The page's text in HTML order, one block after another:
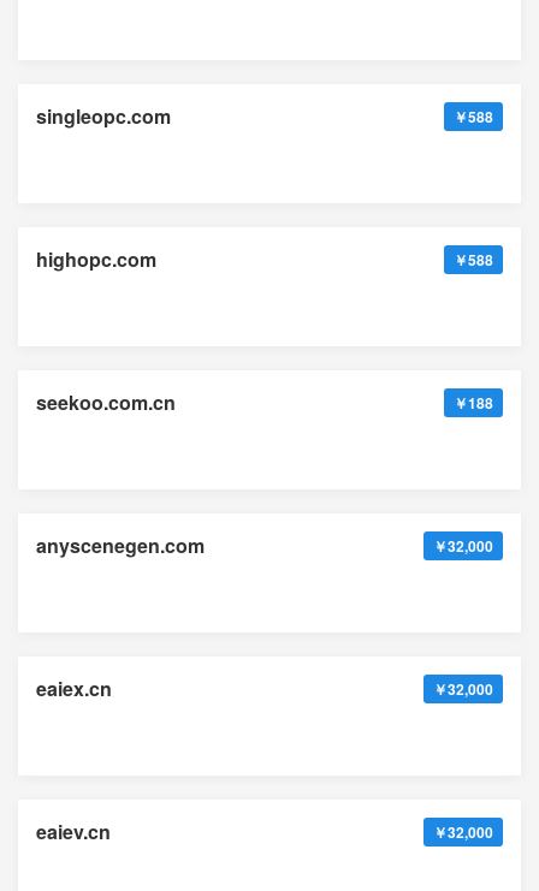
singleopc.com ￥588
highopc.com ￥588
seekoo.com.cn ￥188
anyscenegen.com ￥32,000
eaiex.cn ￥32,000
eaiev.cn ￥32,000